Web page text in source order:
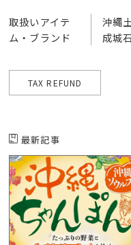
取扱いアイテ
ム・ブランド
沖縄
成城
TAX REFUND
最新記事